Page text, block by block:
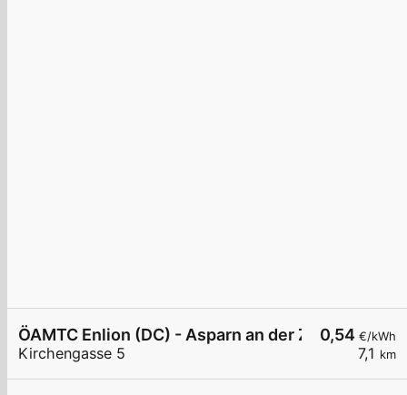
0,54 €/kWh
7,1 km
ÖAMTC Enlion (DC) - Asparn an der Zaya
Kirchengasse 5